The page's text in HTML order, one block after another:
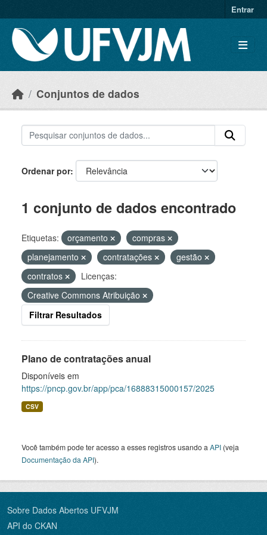
Entrar
Conjuntos de dados
Ordenar por
1 conjunto de dados encontrado
Etiquetas: orçamento
compras
planejamento
contratações
gestão
contratos
Licenças:
Creative Commons Atribuição
Filtrar Resultados
Plano de contratações anual
Disponíveis em
https://pncp.gov.br/app/pca/16888315000157/2025
CSV
Você também pode ter acesso a esses registros usando a API (veja
Documentação da API).
Sobre Dados Abertos UFVJM
API do CKAN